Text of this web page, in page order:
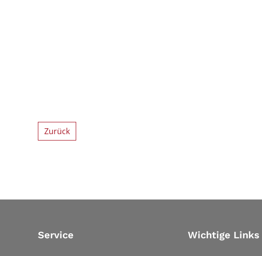
Zurück
Service Wichtige Links